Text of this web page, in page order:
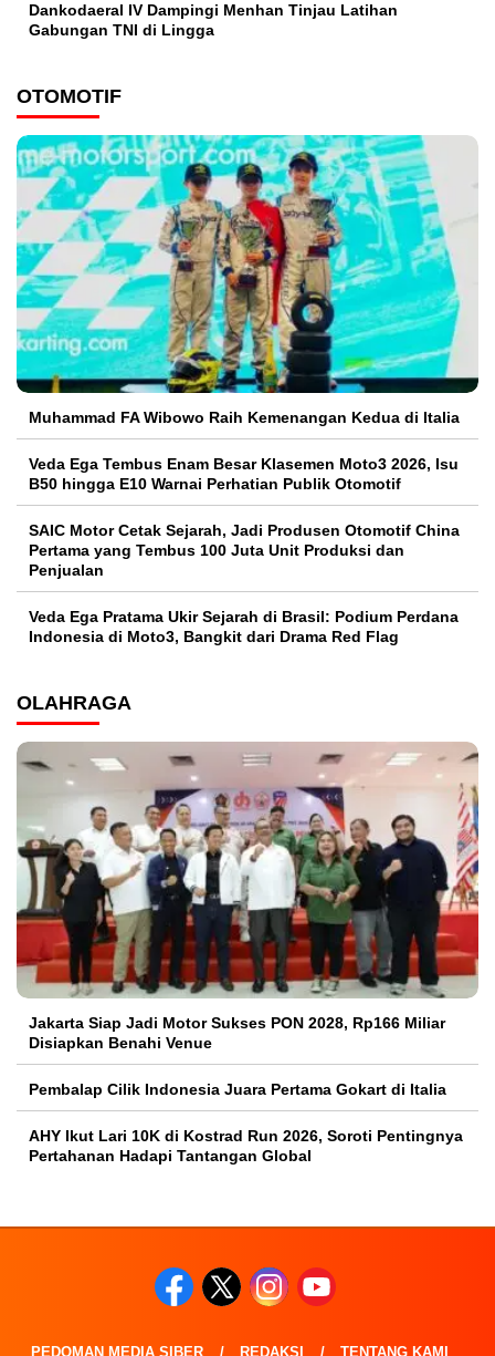
Dankodaeral IV Dampingi Menhan Tinjau Latihan
Gabungan TNI di Lingga
OTOMOTIF
Muhammad FA Wibowo Raih Kemenangan Kedua di Italia
Veda Ega Tembus Enam Besar Klasemen Moto3 2026, Isu
B50 hingga E10 Warnai Perhatian Publik Otomotif
SAIC Motor Cetak Sejarah, Jadi Produsen Otomotif China
Pertama yang Tembus 100 Juta Unit Produksi dan
Penjualan
Veda Ega Pratama Ukir Sejarah di Brasil: Podium Perdana
Indonesia di Moto3, Bangkit dari Drama Red Flag
OLAHRAGA
Jakarta Siap Jadi Motor Sukses PON 2028, Rp166 Miliar
Disiapkan Benahi Venue
Pembalap Cilik Indonesia Juara Pertama Gokart di Italia
AHY Ikut Lari 10K di Kostrad Run 2026, Soroti Pentingnya
Pertahanan Hadapi Tantangan Global
PEDOMAN MEDIA SIBER REDAKSI TENTANG KAMI